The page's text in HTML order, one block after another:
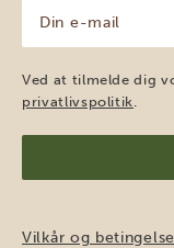
mail
(Påkrævet)
Ved at tilmelde dig
privatlivspolitik
Vilkår og